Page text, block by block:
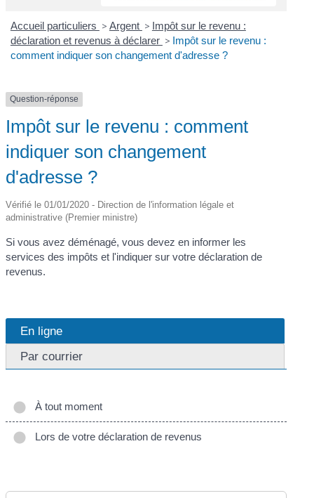
Accueil particuliers > Argent > Impôt sur le revenu :
déclaration et revenus à déclarer > Impôt sur le revenu :
comment indiquer son changement d'adresse ?
Question-réponse
Impôt sur le revenu : comment
indiquer son changement
d'adresse ?
Vérifié le 01/01/2020 - Direction de l'information légale et
administrative (Premier ministre)
Si vous avez déménagé, vous devez en informer les
services des impôts et l'indiquer sur votre déclaration de
revenus.
En ligne
Par courrier
À tout moment
Lors de votre déclaration de revenus